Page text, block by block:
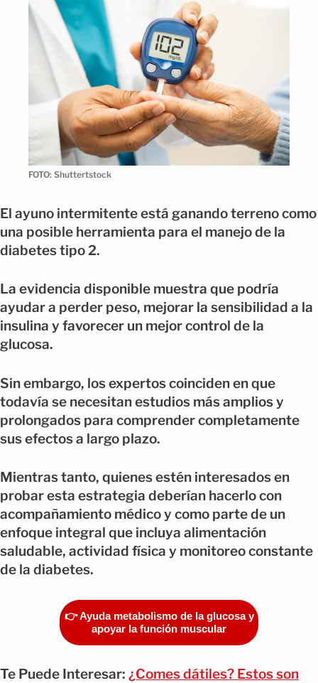
FOTO: Shuttertstock
El ayuno intermitente está ganando terreno como
una posible herramienta para el manejo de la
diabetes tipo 2.
La evidencia disponible muestra que podría
ayudar a perder peso, mejorar la sensibilidad a la
insulina y favorecer un mejor control de la
glucosa.
Sin embargo, los expertos coinciden en que
todavía se necesitan estudios más amplios y
prolongados para comprender completamente
sus efectos a largo plazo.
Mientras tanto, quienes estén interesados en
probar esta estrategia deberían hacerlo con
acompañamiento médico y como parte de un
enfoque integral que incluya alimentación
saludable, actividad física y monitoreo constante
de la diabetes.
👉 Ayuda metabolismo de la glucosa y
apoyar la función muscular
Te Puede Interesar: ¿Comes dátiles? Estos son